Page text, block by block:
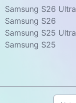
Samsung S26 Ultra
Samsung S26
Samsung S25 Ultra
Samsung S25